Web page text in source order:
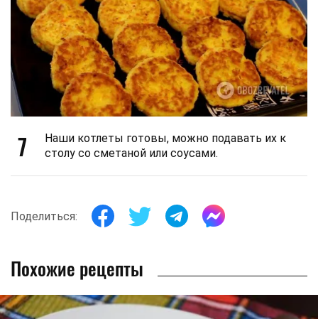
7
Наши котлеты готовы, можно подавать их к
столу со сметаной или соусами.
Поделиться:
Похожие рецепты